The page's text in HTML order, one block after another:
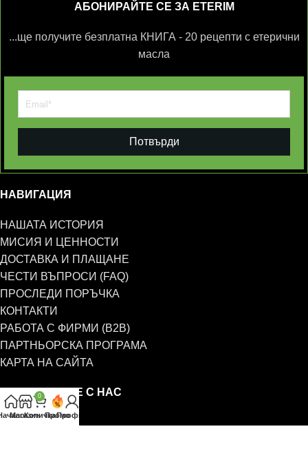
АБОНИРАЙТЕ СЕ ЗА ETERIM
...ще получите безплатна КНИГА - 20 рецепти с етерични
масла
Потвърди
НАВИГАЦИЯ
НАШАТА ИСТОРИЯ
МИСИЯ И ЦЕННОСТИ
ДОСТАВКА И ПЛАЩАНЕ
ЧЕСТИ ВЪПРОСИ (FAQ)
ПРОСЛЕДИ ПОРЪЧКА
КОНТАКТИ
РАБОТА С ФИРМИ (B2B)
ПАРТНЬОРСКА ПРОГРАМА
КАРТА НА САЙТА
СВЪРЖЕТЕ СЕ С НАС
0885 323 661
Магазин
0
КоличкаПромоПрофил